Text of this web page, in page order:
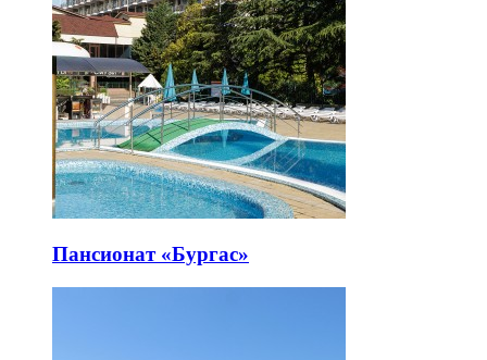
Пансионат «Бургас»